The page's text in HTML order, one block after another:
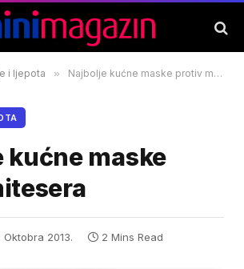
i ljepota » Najbolje kućne maske protiv mitesera
kućne maske
Oktobra 2013. 2 Mins Read